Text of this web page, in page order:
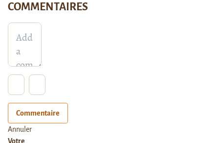
COMMENTAIRES
Commentaire
Annuler
Votre